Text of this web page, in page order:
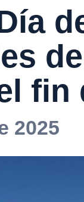
fin
2025